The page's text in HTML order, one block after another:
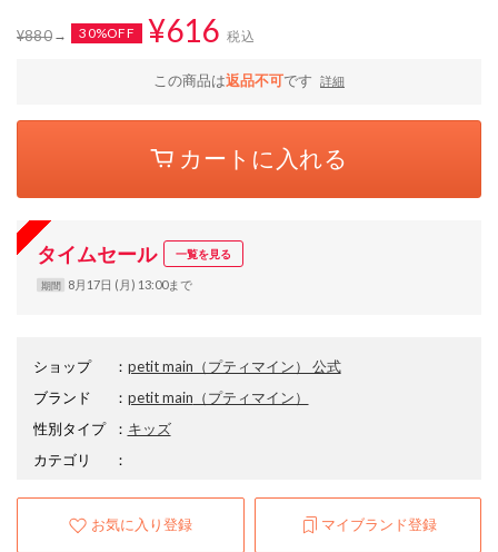
¥880 30%OFF ¥616 税込
この商品は返品不可です 詳細
カートに入れる
タイムセール 一覧を見る
期間 8月17日 (月) 13:00まで
ショップ ： petit main（プティマイン） 公式
ブランド
： petit main （プティマイン）
性別タイプ
： キッズ
カテゴリ
：
お気に入り登録 マイブランド登録